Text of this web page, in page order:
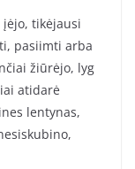
įėjo, tikėjausi
pasiimti arba
žiūrėjo, lyg
atidarė
lentynas,